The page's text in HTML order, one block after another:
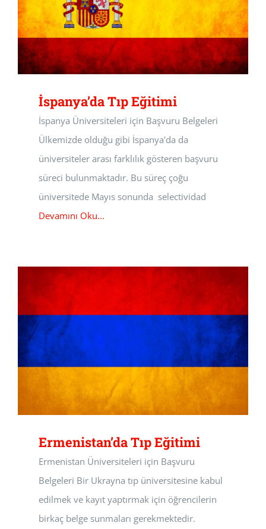
İspanya’da Tıp Eğitimi
İspanya Üniversiteleri için Başvuru Belgeleri
Ülkemizde olduğu gibi İspanya'da da
üniversiteler arası farklılık gösteren başvuru
süreci bulunmaktadır. Bu süreç çoğu
üniversitede Mayıs sonunda selectividad
Devamını Oku...
Ermenistan’da Tıp Eğitimi
Ermenistan Üniversiteleri için Başvuru
Belgeleri Bir Ukrayna tıp üniversitesine kabul
edilmek ve kayıt yaptırmak için öğrencilerin
birkaç belge sunmaları gerekmektedir.